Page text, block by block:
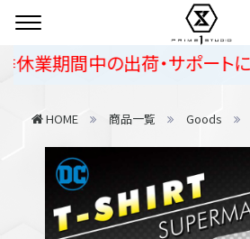
期間中の出荷・サポートに関
HOME 商品一覧 Goods